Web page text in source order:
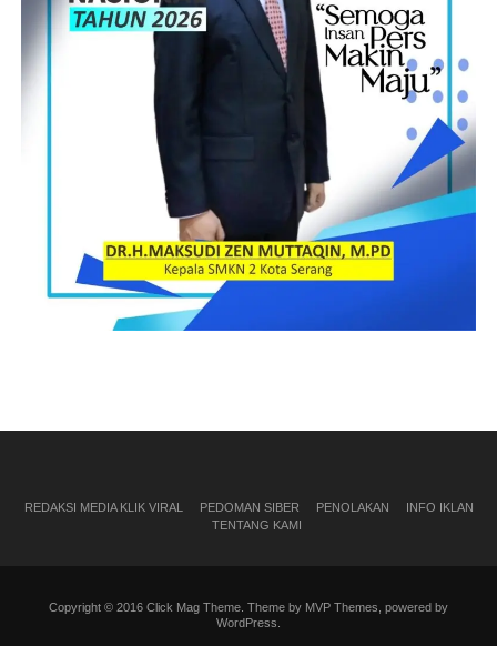
REDAKSI MEDIA KLIK VIRAL PEDOMAN SIBER PENOLAKAN
INFO IKLAN
TENTANG KAMI
Copyright © 2016 Click Mag Theme. Theme by MVP Themes, powered by
WordPress.